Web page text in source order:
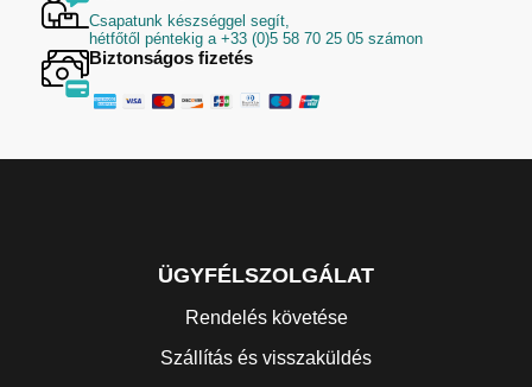
Csapatunk készséggel segít,
hétfőtől péntekig a +33 (0)5 58 70 25 05 számon
Biztonságos fizetés
ÜGYFÉLSZOLGÁLAT
Rendelés követése
Szállítás és visszaküldés